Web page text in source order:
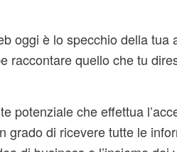
oggi è lo specchio della tua
raccontare quello che tu
potenziale che effettua
grado di ricevere tutte le